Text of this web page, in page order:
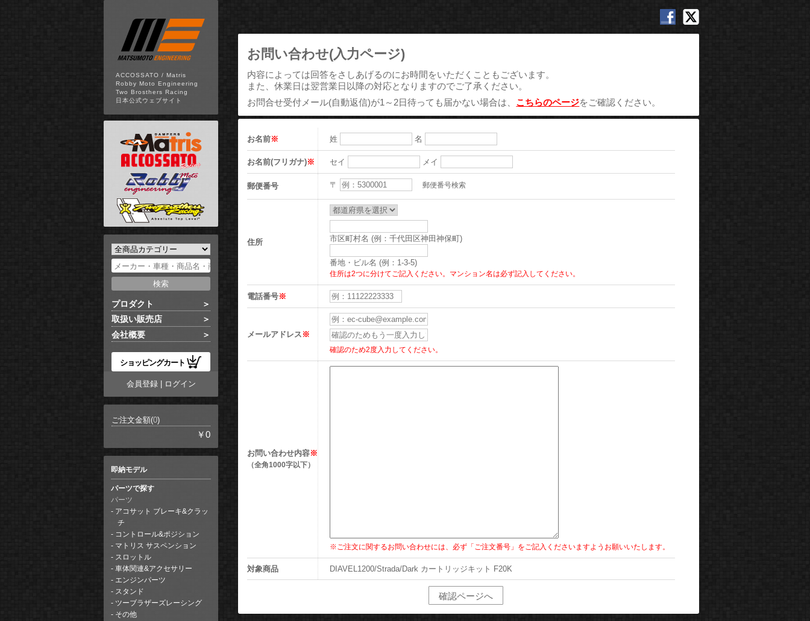
ACCOSSATO / Matris
Robby Moto Engineering
Two Brosthers Racing
日本公式ウェブサイト
プロダクト
取扱い販売店
会社概要
ショッピングカート
会員登録| ログイン
ご注文金額(0)
￥0
即納モデル
パーツで探す
パーツ
アコサット ブレーキ&クラッ
チ
コントロール&ポジション
マトリス サスペンション
スロットル
車体関連&アクセサリー
エンジンパーツ
スタンド
ツーブラザーズレーシング
その他
お問い合わせ(入力ページ)
内容によっては回答をさしあげるのにお時間をいただくこともございます。
また、休業日は翌営業日以降の対応となりますのでご了承ください。
お問合せ受付メール(自動返信)が1～2日待っても届かない場合は、 こちらのページをご確認ください。
お名前※ 姓 名
お名前(フリガナ)※ セイ メイ
郵便番号 〒 郵便番号検索
住所 市区町村名 (例：千代田区神田神保町)
番地・ビル名 (例：1-3-5)
住所は2つに分けてご記入ください。マンション名は必ず記入してください。
電話番号※
メールアドレス ※
確認のため2度入力してください。
お問い合わせ内容※
（全角1000字以下）
※ご注文に関するお問い合わせには、必ず「ご注文番号」をご記入くださいますようお願いいたします。
対象商品 DIAVEL1200/Strada/Dark カートリッジキット F20K